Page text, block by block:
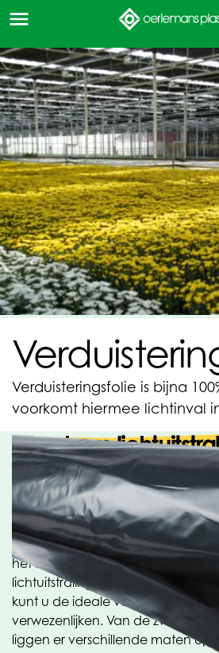
Verduisteringsfolie is bijna
voorkomt hiermee lichtinval
Voorkom
buiten of naar
De verduisteringsfolie is ideaal te
of tijdelijke schermfolie. Doordat
ingekleurd in combinatie met de
het bijna voor 100% lichtdicht. Dit
lichtuitstraling naar buiten of
kunt u de ideale verduistering
verwezenlijken. Van de zwarte
liggen er verschillende maten op